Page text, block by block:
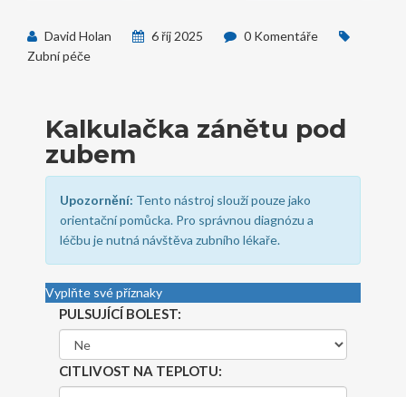
David Holan 6 říj 2025
0 Komentáře
Zubní péče
Kalkulačka zánětu pod
zubem
Upozornění: Tento nástroj slouží pouze jako
orientační pomůcka. Pro správnou diagnózu a
léčbu je nutná návštěva zubního lékaře.
Vyplňte své příznaky
PULSUJÍCÍ BOLEST:
CITLIVOST NA TEPLOTU: